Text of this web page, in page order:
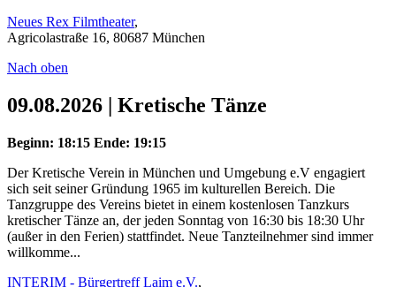
Neues Rex Filmtheater,
Agricolastraße 16, 80687 München
Nach oben
09.08.2026 | Kretische Tänze
Beginn: 18:15 Ende: 19:15
Der Kretische Verein in München und Umgebung e.V engagiert
sich seit seiner Gründung 1965 im kulturellen Bereich. Die
Tanzgruppe des Vereins bietet in einem kostenlosen Tanzkurs
kretischer Tänze an, der jeden Sonntag von 16:30 bis 18:30 Uhr
(außer in den Ferien) stattfindet. Neue Tanzteilnehmer sind immer
willkomme...
INTERIM - Bürgertreff Laim e.V.,